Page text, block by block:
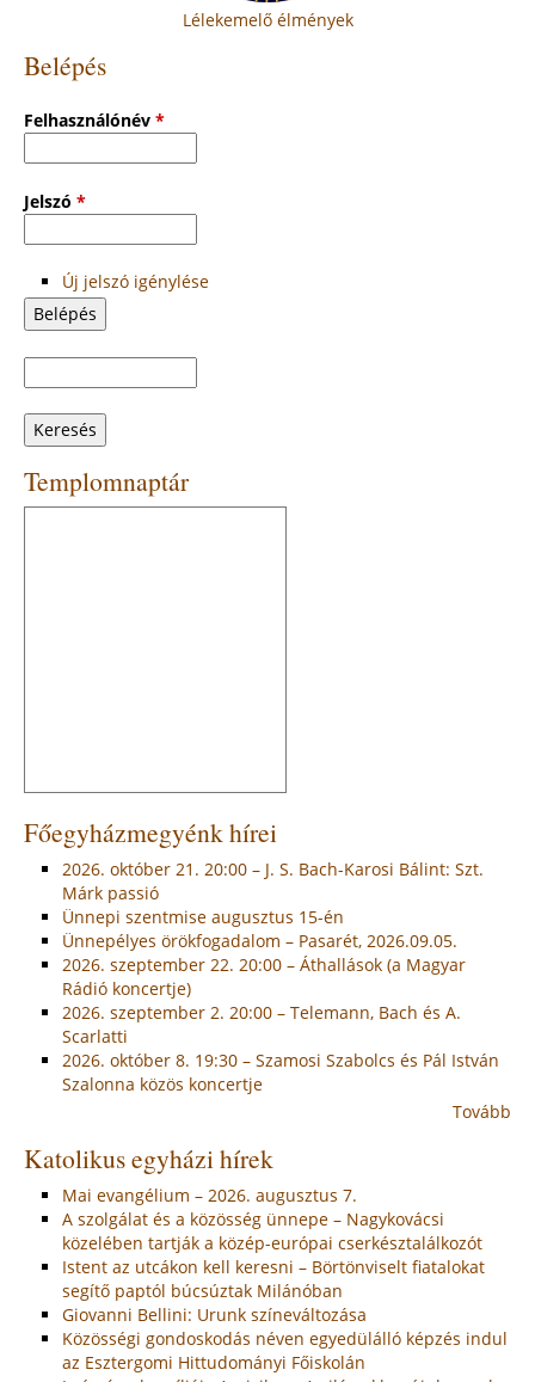
Lélekemelő élmények
Belépés
Felhasználónév *
Jelszó *
Új jelszó igénylése
Keresés
űrlap
Templomnaptár
Főegyházmegyénk hírei
2026. október 21. 20:00 – J. S. Bach-Karosi Bálint: Szt.
Márk passió
Ünnepi szentmise augusztus 15-én
Ünnepélyes örökfogadalom – Pasarét, 2026.09.05.
2026. szeptember 22. 20:00 – Áthallások (a Magyar
Rádió koncertje)
2026. szeptember 2. 20:00 – Telemann, Bach és A.
Scarlatti
2026. október 8. 19:30 – Szamosi Szabolcs és Pál István
Szalonna közös koncertje
Tovább
Katolikus egyházi hírek
Mai evangélium – 2026. augusztus 7.
A szolgálat és a közösség ünnepe – Nagykovácsi
közelében tartják a közép-európai cserkésztalálkozót
Istent az utcákon kell keresni – Börtönviselt fiatalokat
segítő paptól búcsúztak Milánóban
Giovanni Bellini: Urunk színeváltozása
Közösségi gondoskodás néven egyedülálló képzés indul
az Esztergomi Hittudományi Főiskolán